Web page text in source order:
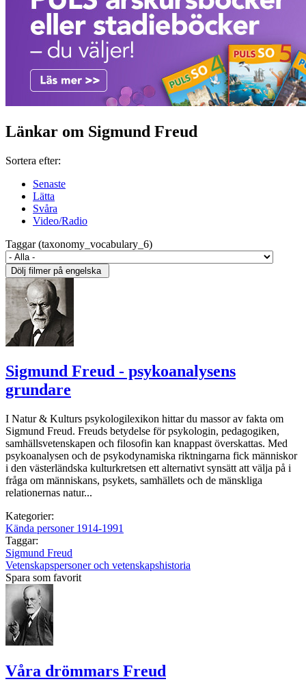
Länkar om Sigmund Freud
Sortera efter:
Senaste
Lätta
Svåra
Video/Radio
Taggar (taxonomy_vocabulary_6)
Sigmund Freud - psykoanalysens
grundare
I Natur & Kulturs psykologilexikon hittar du massor av fakta om
Sigmund Freud. Freuds betydelse för psykologin, pedagogiken,
samhällsvetenskapen och filosofin kan knappast överskattas. Med
psykoanalysen och de psykodynamiska riktningarna fick människor
i den västerländska kulturkretsen ett alternativt synsätt att välja på i
fråga om människans, psykets, samhällets och de mänskliga
relationernas natur...
Kategorier:
Kända personer 1914-1991
Taggar:
Sigmund Freud
Vetenskapspersoner och vetenskapshistoria
Spara som favorit
Våra drömmars Freud